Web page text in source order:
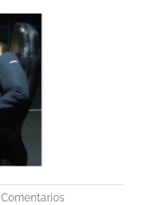
Comentarios